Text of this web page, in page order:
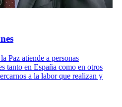
Paz atiende a personas
tanto en España como en otros
a la labor que realizan y